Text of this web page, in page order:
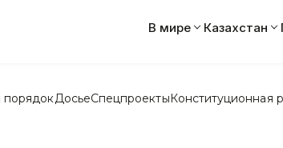
В мире Казахстан
порядок ДосьеСпецпроектыКонституционная